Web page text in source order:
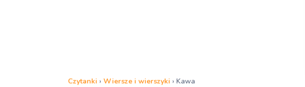
Czytanki ›Wiersze i wierszyki ›Kawa